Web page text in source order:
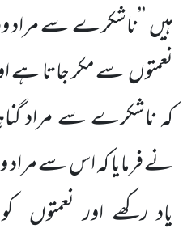
ہیں’’ناشکرے سےمراد
نعمتوںسے مکر جاتا ہے
کہ ناشکرے سے مراد
نے فرمایا کہ اس سے
یاد رکھے اور نعمتوں